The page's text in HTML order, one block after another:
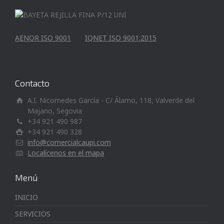
AENOR ISO 9001 IQNET ISO 9001:2015
Contacto
A.I. Nicomedes García - C/ Álamo, 118, Valverde del
Majano, Segovia
+34 921 490 987
+34 921 490 328
info@comercialcaupi.com
Localícenos en el mapa
Menú
INICIO
SERVICIOS